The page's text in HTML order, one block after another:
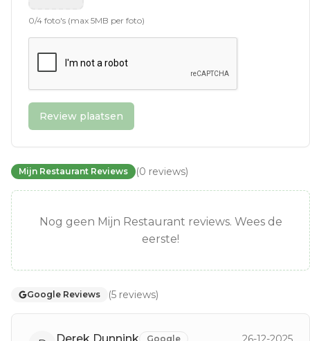
0/4 foto's (max 5MB per foto)
Review plaatsen
Mijn Restaurant Reviews (0 reviews)
Nog geen Mijn Restaurant reviews. Wees de
eerste!
Google Reviews (5 reviews)
Google